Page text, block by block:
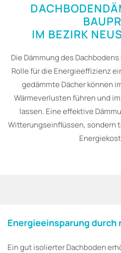
IM BEZIRK
Die Dämmung des
Rolle für die Energieeffizienz
gedämmte Dächer können
Wärmeverlusten führen und
lassen. Eine effektive
Witterungseinflüssen, sondern
Energieeinsparung durch
Ein gut isolierter Dachboden